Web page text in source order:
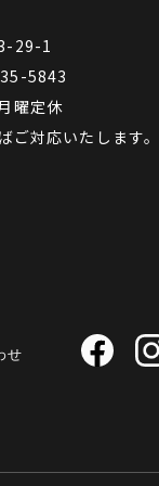
29-1
5843
曜定休
ご対応いたします
せ